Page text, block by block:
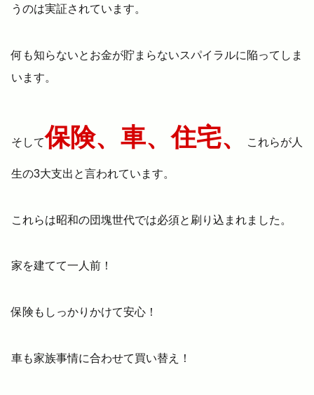
うのは実証されています。
何も知らないとお金が貯まらないスパイラルに陥ってしま
います。
そして保険、車、住宅、 これらが人
生の3大支出と言われています。
これらは昭和の団塊世代では必須と刷り込まれました。
家を建てて一人前！
保険もしっかりかけて安心！
車も家族事情に合わせて買い替え！